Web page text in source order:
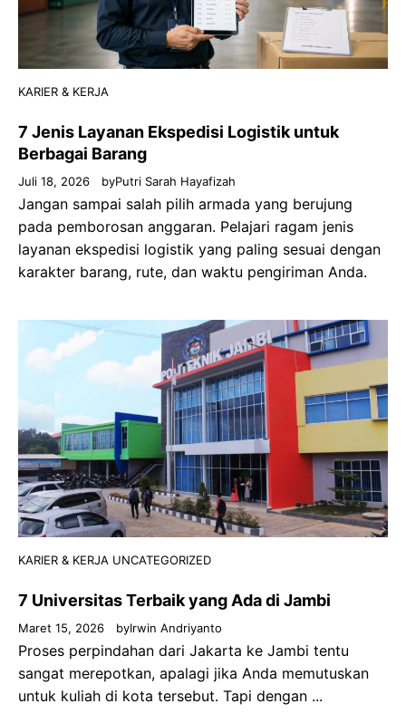
KARIER & KERJA
7 Jenis Layanan Ekspedisi Logistik untuk
Berbagai Barang
Juli 18, 2026 byPutri Sarah Hayafizah
Jangan sampai salah pilih armada yang berujung
pada pemborosan anggaran. Pelajari ragam jenis
layanan ekspedisi logistik yang paling sesuai dengan
karakter barang, rute, dan waktu pengiriman Anda.
KARIER & KERJA UNCATEGORIZED
7 Universitas Terbaik yang Ada di Jambi
Maret 15, 2026 byIrwin Andriyanto
Proses perpindahan dari Jakarta ke Jambi tentu
sangat merepotkan, apalagi jika Anda memutuskan
untuk kuliah di kota tersebut. Tapi dengan ...